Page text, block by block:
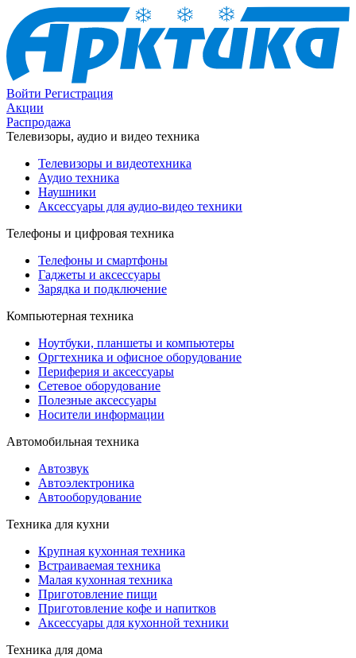
Войти Регистрация
Акции
Распродажа
Телевизоры, аудио и видео техника
Телевизоры и видеотехника
Аудио техника
Наушники
Аксессуары для аудио-видео техники
Телефоны и цифровая техника
Телефоны и смартфоны
Гаджеты и аксессуары
Зарядка и подключение
Компьютерная техника
Ноутбуки, планшеты и компьютеры
Оргтехника и офисное оборудование
Периферия и аксессуары
Cетевое оборудование
Полезные аксессуары
Носители информации
Автомобильная техника
Автозвук
Автоэлектроника
Автооборудование
Техника для кухни
Крупная кухонная техника
Встраиваемая техника
Малая кухонная техника
Приготовление пищи
Приготовление кофе и напитков
Аксессуары для кухонной техники
Техника для дома